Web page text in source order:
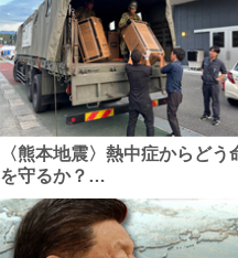
〈熊本地震〉熱中症からどう
を守るか？…